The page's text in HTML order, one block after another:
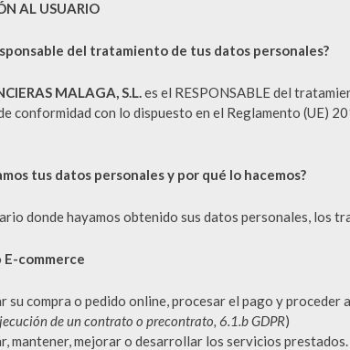
AL USUARIO
del tratamiento de tus datos personales?
MALAGA, S.L.es el RESPONSABLE del
conformidad con lo dispuesto en el Reglamento (UE)
tus datos personales y por qué lo hacemos?
donde hayamos obtenido sus datos personales, los
E-commerce
su compra o pedido online, procesar el pago y proceder
de un contrato o precontrato, 6.1.b GDPR)
mantener, mejorar o desarrollar los servicios prestados.